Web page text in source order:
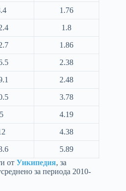
1.76
1.8
1.86
2.38
2.48
3.78
5 4.19
4.38
5.89
от Уикипедия, за
за периода 2010-